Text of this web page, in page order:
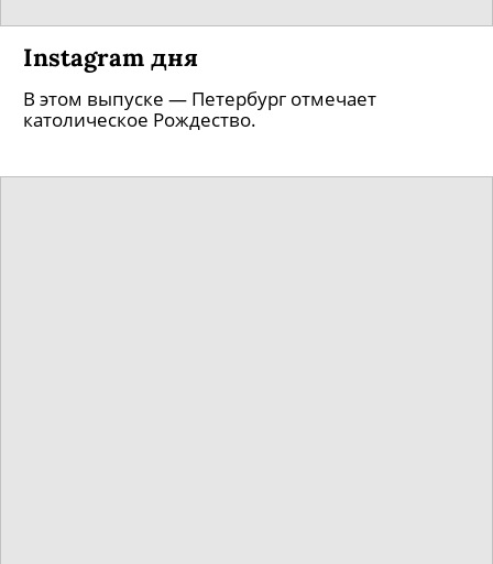
Instagram дня
В этом выпуске — Петербург отмечает
католическое Рождество.